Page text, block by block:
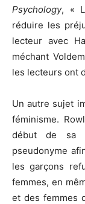
Psychology, «
réduire les
lecteur avec
méchant
les lecteurs ont
Un autre sujet
féminisme.
début de sa
pseudonyme
les garçons
femmes, en
et des femmes